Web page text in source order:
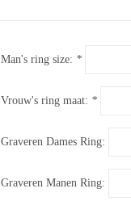
Man's ring size: *
Vrouw's ring maat: *
Graveren Dames Ring:
Graveren Manen Ring: